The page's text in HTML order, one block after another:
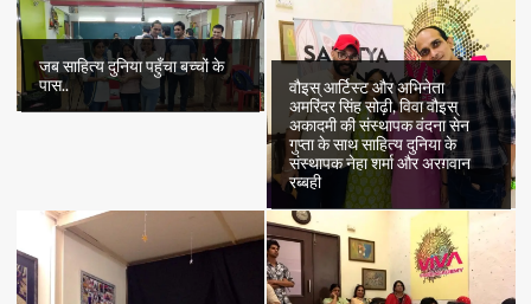
जब साहित्य दुनिया पहुँचा बच्चों के
पास..
वौइस् आर्टिस्ट और अभिनेता
अमरिंदर सिंह सोढ़ी, विवा वौइस्
अकादमी की संस्थापक वंदना सेन
गुप्ता के साथ साहित्य दुनिया के
संस्थापक नेहा शर्मा और अरग़वान
रब्बही